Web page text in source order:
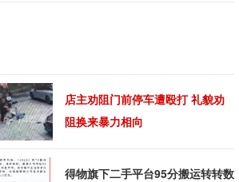
店主劝阻门前停车遭殴打 礼貌劝
阻换来暴力相向
得物旗下二手平台95分搬运转转数